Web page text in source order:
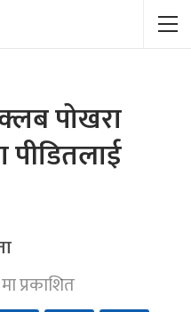
पोखरा
पीडितलाई
मा प्रकाशित